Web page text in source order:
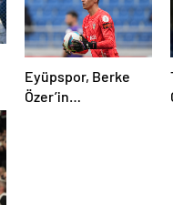
Eyüpspor, Berke
Özer’in